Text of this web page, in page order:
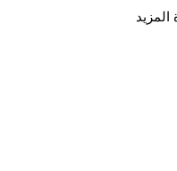
المزيد